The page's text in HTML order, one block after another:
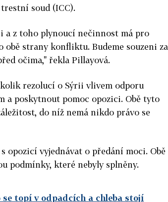
soud (ICC).
a z toho plynoucí nečinnost má pro
strany konfliktu. Budeme souzeni za
očima," řekla Pillayová.
rezolucí o Sýrii vlivem odporu
a poskytnout pomoc opozici. Obě tyto
do níž nemá nikdo právo se
opozicí vyjednávat o předání moci. Obě
podmínky, které nebyly splněny.
topí v odpadcích a chleba stojí